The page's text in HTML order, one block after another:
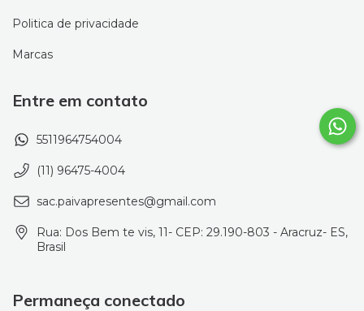
Politica de privacidade
Marcas
Entre em contato
5511964754004
(11) 96475-4004
sac.paivapresentes@gmail.com
Rua: Dos Bem te vis, 11- CEP: 29.190-803 - Aracruz- ES,
Brasil
Permaneça conectado